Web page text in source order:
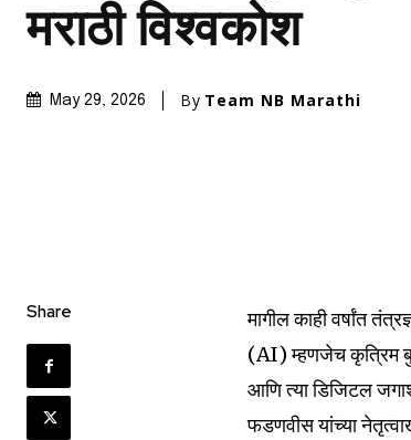
मराठी विश्वकोश
May 29, 2026 By Team NB Marathi
Share
मागील काही वर्षांत
(AI) म्हणजेच कृत्रिम
आणि त्या डिजिटल
फडणवीस यांच्या